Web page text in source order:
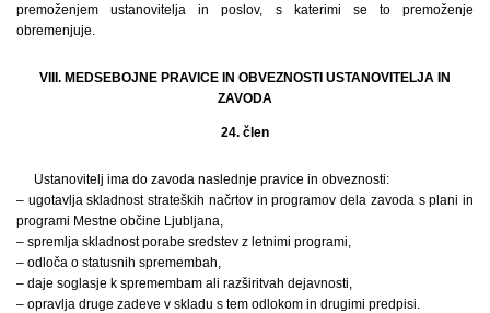
premoženjem ustanovitelja in poslov, s katerimi se to premoženje
obremenjuje.
VIII. MEDSEBOJNE PRAVICE IN OBVEZNOSTI USTANOVITELJA IN
ZAVODA
24. člen
Ustanovitelj ima do zavoda naslednje pravice in obveznosti:
– ugotavlja skladnost strateških načrtov in programov dela zavoda s plani in
programi Mestne občine Ljubljana,
– spremlja skladnost porabe sredstev z letnimi programi,
– odloča o statusnih spremembah,
– daje soglasje k spremembam ali razširitvah dejavnosti,
– opravlja druge zadeve v skladu s tem odlokom in drugimi predpisi.